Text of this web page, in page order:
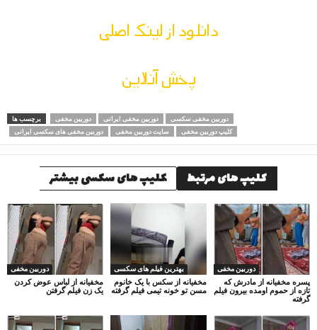
دانلود از لینک اصلی
پخش آنلاین
برچسب ها دوربین مخفی دوربین مخفی ایرانی
دوربین مخفی سکسی
دوربین مخفی های سکسی ایرانی
سایت دوربین مخفی کلیپ دوربین مخفی
کلیپ های مرتبط کلیپ های سکسی بیشتر
دوربین مخفی
مخفیانه از لباس عوض کردن
یک زن فیلم گرفتن
بهترین فیلم های سکسی
مخفیانه از سکس با یک خانوم
مسن تو خونه تیمی فیلم گرفته
دوربین مخفی
پسره مخفیانه از مادرش که
تازه از حموم اومده بیرون فیلم
گرفته